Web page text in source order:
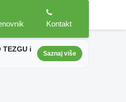
Kontakt
TEZGU i
Saznaj više